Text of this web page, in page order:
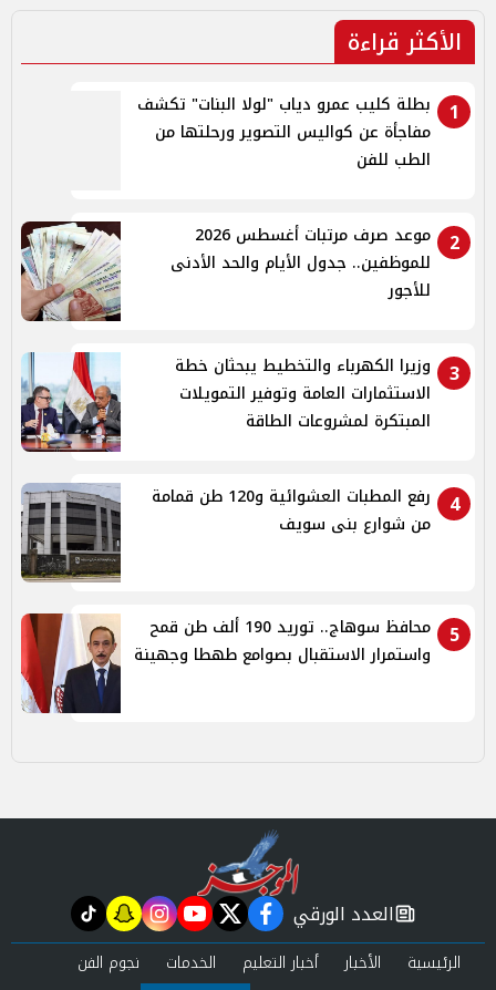
الأكثر قراءة
1
بطلة كليب عمرو دياب "لولا البنات" تكشف
مفاجأة عن كواليس التصوير ورحلتها من
الطب للفن
2
موعد صرف مرتبات أغسطس 2026
للموظفين.. جدول الأيام والحد الأدنى
للأجور
3
وزيرا الكهرباء والتخطيط يبحثان خطة
الاستثمارات العامة وتوفير التمويلات
المبتكرة لمشروعات الطاقة
4
رفع المطبات العشوائية و120 طن قمامة
من شوارع بنى سويف
5
محافظ سوهاج.. توريد 190 ألف طن قمح
واستمرار الاستقبال بصوامع طهطا وجهينة
newspaper
العدد الورقي facebook
twitter
youtube
instagram
snapchat
tiktok
الرئيسية الأخبار أخبار التعليم الخدمات
نجوم الفن